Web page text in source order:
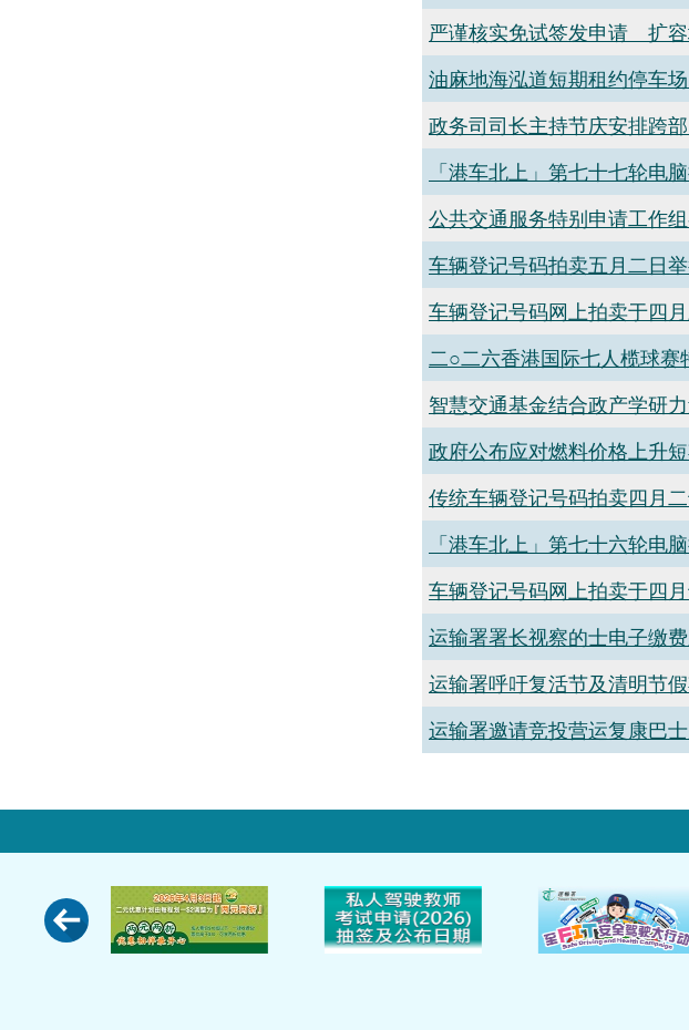
严谨核实免试签发申请 扩容
油麻地海泓道短期租约停车
政务司司长主持节庆安排跨
「港车北上」第七十七轮电
公共交通服务特别申请工作
车辆登记号码拍卖五月二日
车辆登记号码网上拍卖于四
二○二六香港国际七人榄球赛
智慧交通基金结合政产学研
政府公布应对燃料价格上升
传统车辆登记号码拍卖四月
「港车北上」第七十六轮电
车辆登记号码网上拍卖于四
运输署署长视察的士电子缴
运输署呼吁复活节及清明节
运输署邀请竞投营运复康巴